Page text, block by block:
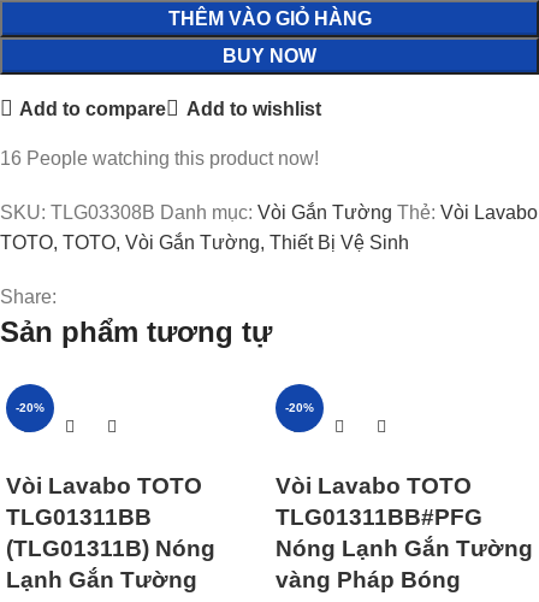
THÊM VÀO GIỎ HÀNG
BUY NOW
Add to compare Add to wishlist
16 People watching this product now!
SKU: TLG03308B Danh mục: Vòi Gắn Tường Thẻ: Vòi Lavabo
TOTO, TOTO, Vòi Gắn Tường, Thiết Bị Vệ Sinh
Share:
Sản phẩm tương tự
-20%
Vòi Lavabo TOTO
TLG01311BB
(TLG01311B) Nóng
Lạnh Gắn Tường
-20%
Vòi Lavabo TOTO
TLG01311BB#PFG
Nóng Lạnh Gắn Tường
vàng Pháp Bóng